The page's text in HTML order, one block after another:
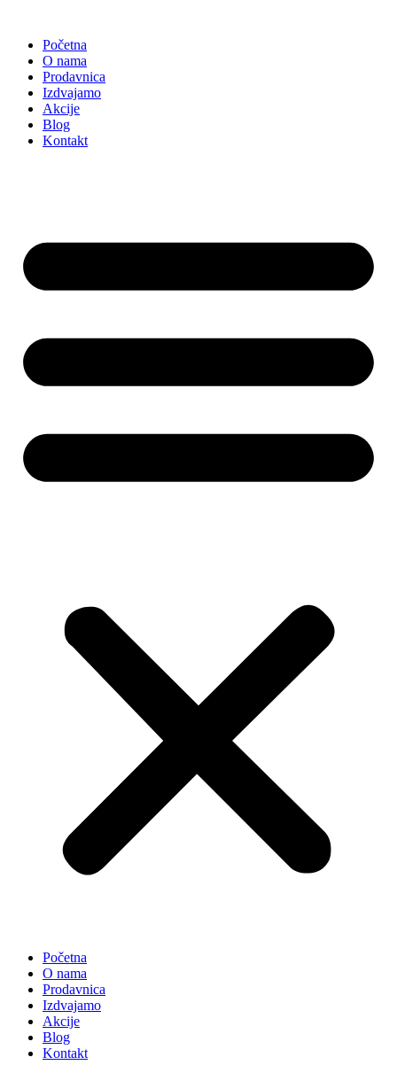
sadržajPočetna
O nama
Prodavnica
Izdvajamo
Akcije
Blog
Kontakt
Početna
O nama
Prodavnica
Izdvajamo
Akcije
Blog
Kontakt